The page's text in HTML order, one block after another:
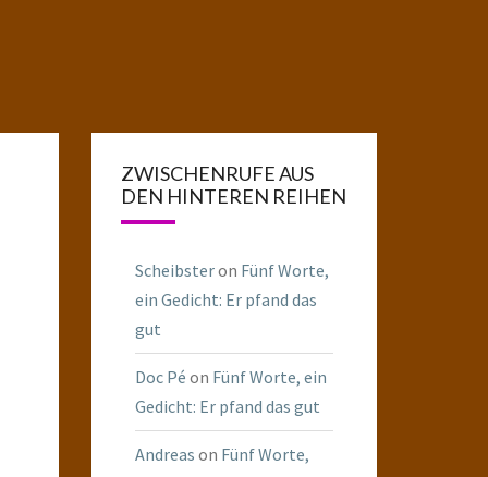
ZWISCHENRUFE AUS
DEN HINTEREN REIHEN
Scheibsteron Fünf Worte,
ein Gedicht: Er pfand das
gut
Doc Pé on Fünf Worte, ein
Gedicht: Er pfand das gut
Andreas on Fünf Worte,